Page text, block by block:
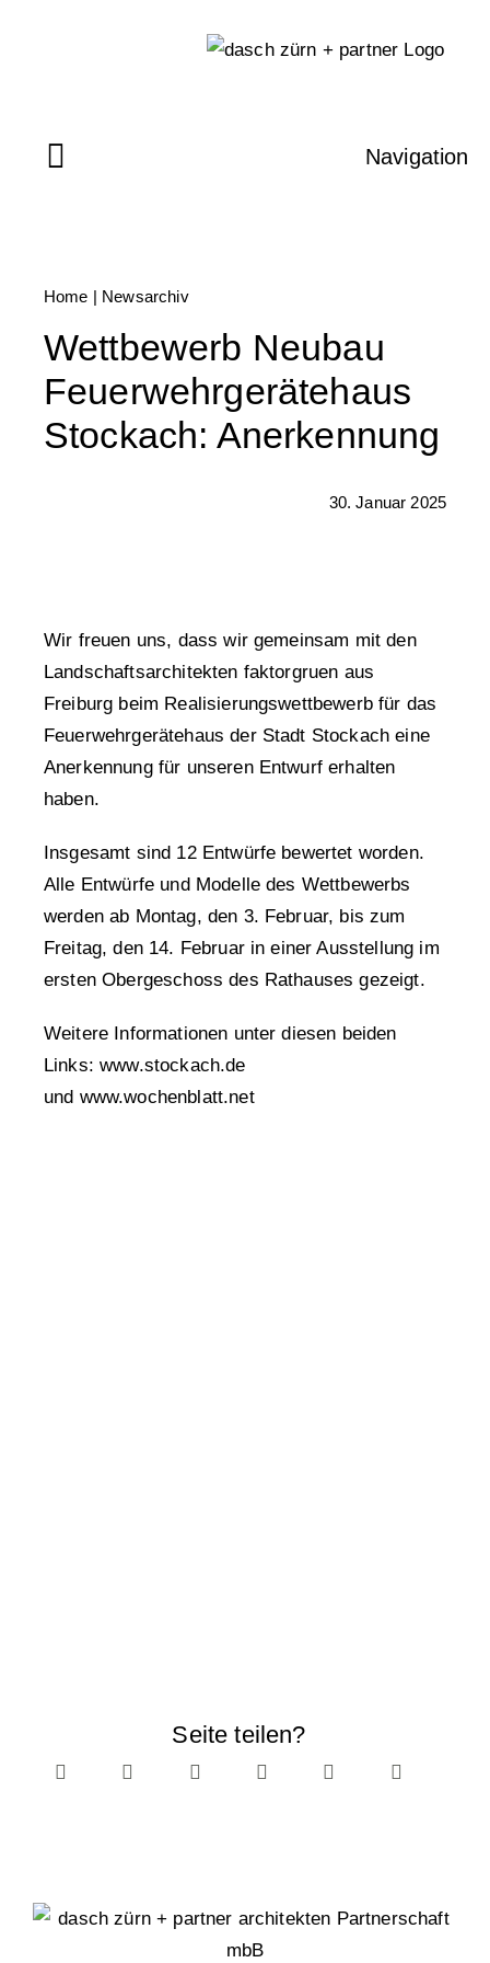
Navigation
Home | Newsarchiv
Wettbewerb Neubau
Feuerwehrgerätehaus
Stockach: Anerkennung
30. Januar 2025
Wir freuen uns, dass wir gemeinsam mit den
Landschaftsarchitekten faktorgruen aus
Freiburg beim Realisierungswettbewerb für das
Feuerwehrgerätehaus der Stadt Stockach eine
Anerkennung für unseren Entwurf erhalten
haben.
Insgesamt sind 12 Entwürfe bewertet worden.
Alle Entwürfe und Modelle des Wettbewerbs
werden ab Montag, den 3. Februar, bis zum
Freitag, den 14. Februar in einer Ausstellung im
ersten Obergeschoss des Rathauses gezeigt.
Weitere Informationen unter diesen beiden
Links:www.stockach.de
und www.wochenblatt.net
Seite teilen?